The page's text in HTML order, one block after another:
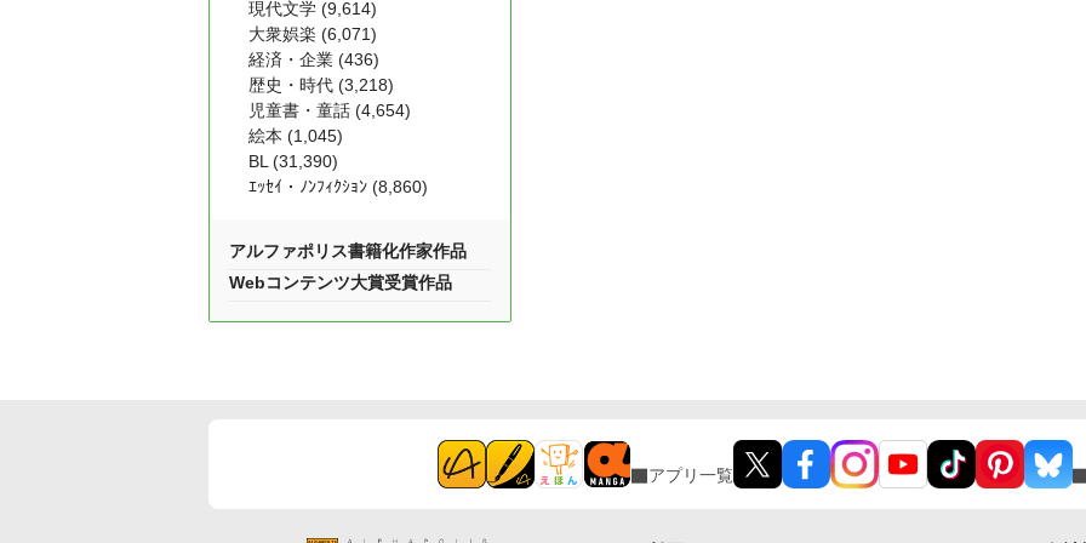
現代文学 (9,614)
大衆娯楽 (6,071)
経済・企業 (436)
歴史・時代 (3,218)
児童書・童話 (4,654)
絵本 (1,045)
BL (31,390)
ｴｯｾｲ・ﾉﾝﾌｨｸｼｮﾝ (8,860)
アルファポリス書籍化作家作品
Webコンテンツ大賞受賞作品
アプリ一覧